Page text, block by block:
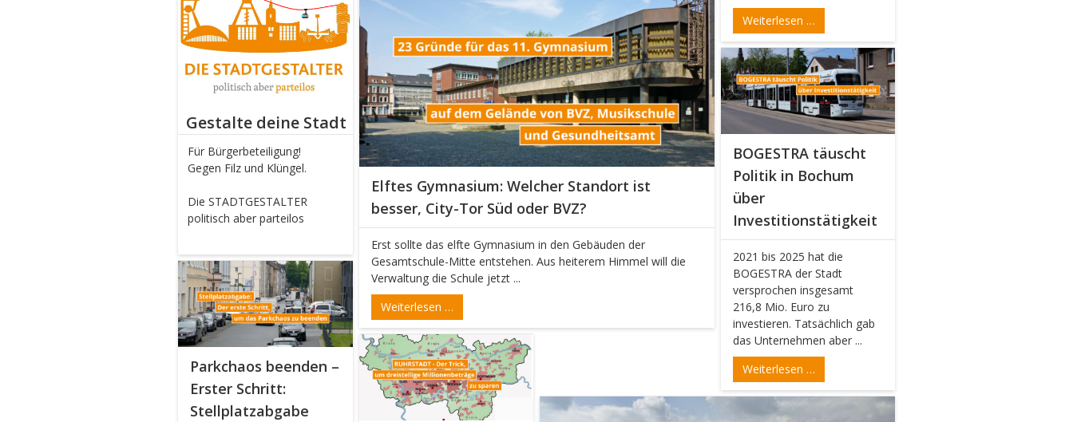
Weiterlesen …
Gestalte deine Stadt
Für Bürgerbeteiligung!
Gegen Filz und Klüngel.
Die STADTGESTALTER
politisch aber parteilos
Elftes Gymnasium: Welcher Standort ist
besser, City-Tor Süd oder BVZ?
Erst sollte das elfte Gymnasium in den Gebäuden der
Gesamtschule-Mitte entstehen. Aus heiterem Himmel will die
Verwaltung die Schule jetzt ...
Weiterlesen …
BOGESTRA täuscht
Politik in Bochum
über
Investitionstätigkeit
2021 bis 2025 hat die
BOGESTRA der Stadt
versprochen insgesamt
216,8 Mio. Euro zu
investieren. Tatsächlich gab
das Unternehmen aber ...
Weiterlesen …
Parkchaos beenden –
Erster Schritt:
Stellplatzabgabe